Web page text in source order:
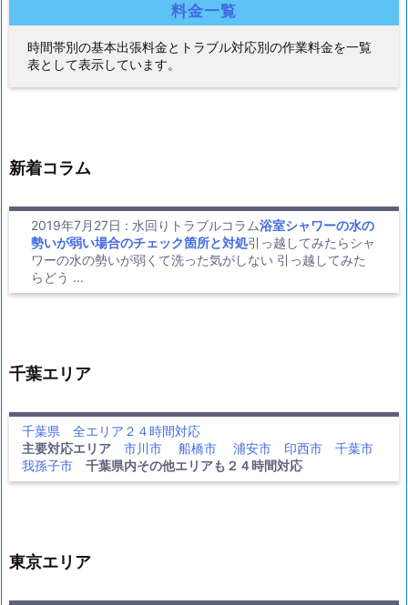
料金一覧
時間帯別の基本出張料金とトラブル対応別の作業料金を一覧
表として表示しています。
新着コラム
2019年7月27日 : 水回りトラブルコラム浴室シャワーの水の
勢いが弱い場合のチェック箇所と対処引っ越してみたらシャ
ワーの水の勢いが弱くて洗った気がしない 引っ越してみた
らどう ...
千葉エリア
千葉県 全エリア２４時間対応
主要対応エリア
市川市 船橋市 浦安市 印西市
千葉市
我孫子市
千葉県内その他エリアも２４時間対応
東京エリア